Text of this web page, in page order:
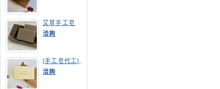
艾草手工皂
洽詢
[手工皂代工],
膠原蛋白手工
皂
洽詢